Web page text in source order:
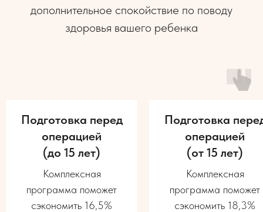
г. Улан-Удэ ул.
дополнительное спокойствие по поводу
здоровья вашего ребенка
Подготовка перед
операцией
(до 15 лет)
Комплексная
программа поможет
сэкономить 16,5%
Подготовка
операцией
(от 15 лет)
Комплексная
программа поможет
сэкономить 18,3%